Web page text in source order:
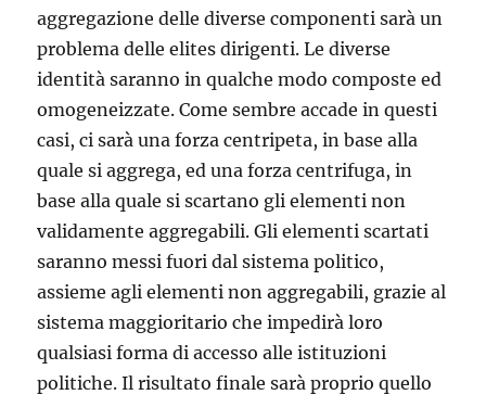
aggregazione delle diverse componenti sarà un
problema delle elites dirigenti. Le diverse
identità saranno in qualche modo composte ed
omogeneizzate. Come sembre accade in questi
casi, ci sarà una forza centripeta, in base alla
quale si aggrega, ed una forza centrifuga, in
base alla quale si scartano gli elementi non
validamente aggregabili. Gli elementi scartati
saranno messi fuori dal sistema politico,
assieme agli elementi non aggregabili, grazie al
sistema maggioritario che impedirà loro
qualsiasi forma di accesso alle istituzioni
politiche. Il risultato finale sarà proprio quello